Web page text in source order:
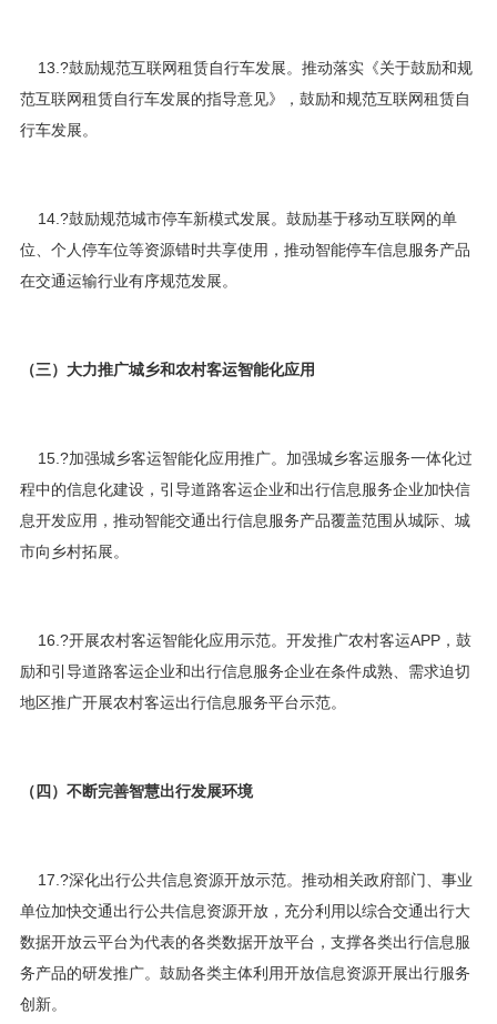
13.?鼓励规范互联网租赁自行车发展。推动落实《关于鼓励和规
范互联网租赁自行车发展的指导意见》，鼓励和规范互联网租赁自
行车发展。
14.?鼓励规范城市停车新模式发展。鼓励基于移动互联网的单
位、个人停车位等资源错时共享使用，推动智能停车信息服务产品
在交通运输行业有序规范发展。
（三）大力推广城乡和农村客运智能化应用
15.?加强城乡客运智能化应用推广。加强城乡客运服务一体化过
程中的信息化建设，引导道路客运企业和出行信息服务企业加快信
息开发应用，推动智能交通出行信息服务产品覆盖范围从城际、城
市向乡村拓展。
16.?开展农村客运智能化应用示范。开发推广农村客运APP，鼓
励和引导道路客运企业和出行信息服务企业在条件成熟、需求迫切
地区推广开展农村客运出行信息服务平台示范。
（四）不断完善智慧出行发展环境
17.?深化出行公共信息资源开放示范。推动相关政府部门、事业
单位加快交通出行公共信息资源开放，充分利用以综合交通出行大
数据开放云平台为代表的各类数据开放平台，支撑各类出行信息服
务产品的研发推广。鼓励各类主体利用开放信息资源开展出行服务
创新。